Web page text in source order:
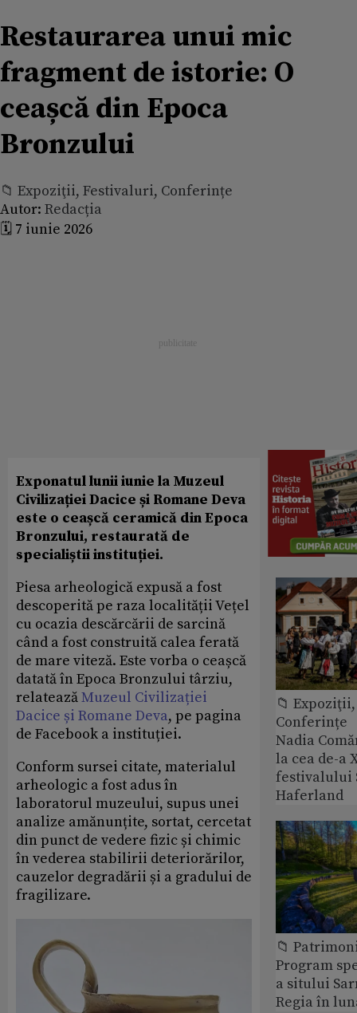
Restaurarea unui mic
fragment de istorie: O
ceașcă din Epoca
Bronzului
📁 Expoziţii, Festivaluri, Conferințe
Autor: Redacția
🗓️ 7 iunie 2026
Exponatul lunii iunie la Muzeul
Civilizației Dacice și Romane Deva
este o ceașcă ceramică din Epoca
Bronzului, restaurată de
specialiștii instituției.
Piesa arheologică expusă a fost
descoperită pe raza localității Vețel
cu ocazia descărcării de sarcină
când a fost construită calea ferată
de mare viteză. Este vorba o ceașcă
datată în Epoca Bronzului târziu,
relateazăMuzeul Civilizației
Dacice și Romane Deva, pe pagina
de Facebook a instituției.
Conform sursei citate, materialul
arheologic a fost adus în
laboratorul muzeului, supus unei
analize amănunțite, sortat, cercetat
din punct de vedere fizic și chimic
în vederea stabilirii deteriorărilor,
cauzelor degradării și a gradului de
fragilizare.
📁
Conferințe
Nadia
la cea de-a
festivalului
Haferland
📁
Program
a sitului
Regia în